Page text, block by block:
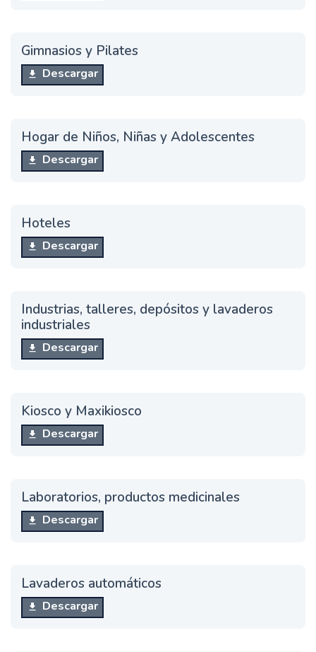
Gimnasios y Pilates
Descargar
Hogar de Niños, Niñas y Adolescentes
Descargar
Hoteles
Descargar
Industrias, talleres, depósitos y lavaderos
industriales
Descargar
Kiosco y Maxikiosco
Descargar
Laboratorios, productos medicinales
Descargar
Lavaderos automáticos
Descargar